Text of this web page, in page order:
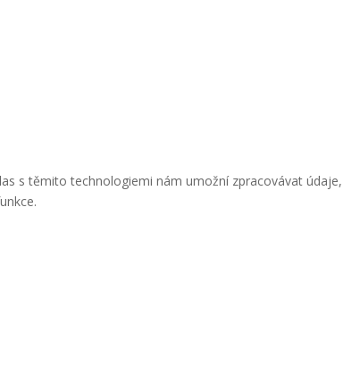
s těmito technologiemi nám umožní zpracovávat údaje,